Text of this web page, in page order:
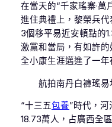
在當天的“千家瑤寨·
進住典禮上，黎榮兵
3個移平易近安頓點的
激黨和當局，有如許
全小康生涯邁進了一年
航拍南丹白褲瑤易
“十三五包養”時代，
18.73萬人，占廣西全